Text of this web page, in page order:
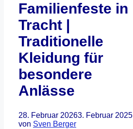
Familienfeste in
Tracht |
Traditionelle
Kleidung für
besondere
Anlässe
28. Februar 20263. Februar 2025
von Sven Berger